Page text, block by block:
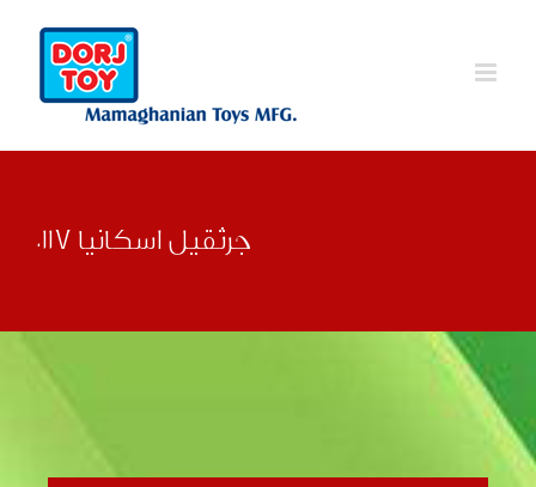
content
جرثقیل اسکانیا 0117